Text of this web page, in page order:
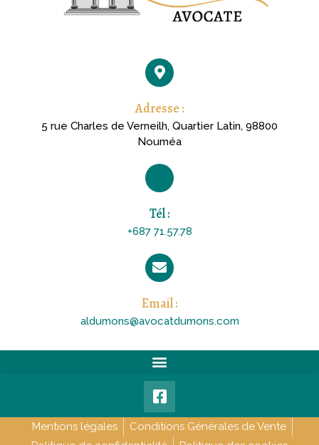
Adresse :
5 rue Charles de Verneilh, Quartier Latin, 98800
Nouméa
Tél :
+687 71.57.78
Email :
aldumons@avocatdumons.com
Mentions légales
Conditions Générales de Vente